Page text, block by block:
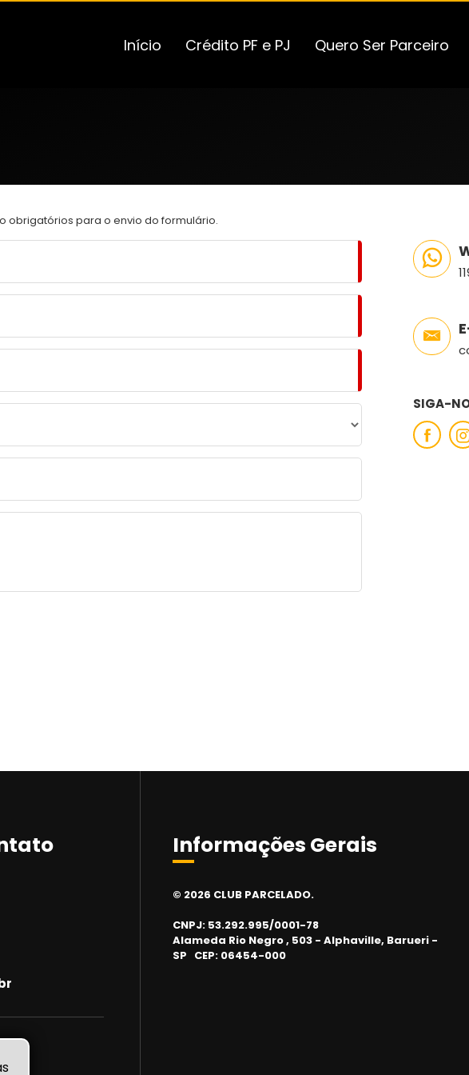
Início Crédito PF e PJ Quero Ser Parceiro
obrigatórios para o envio do formulário.
SIGA-
Informações Gerais
© 2026 CLUB PARCELADO.
CNPJ: 53.292.995/0001-78
Alameda Rio Negro , 503 - Alphaville, Barueri -
SP CEP: 06454-000